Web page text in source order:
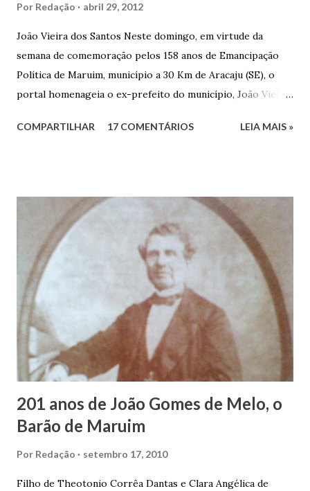
Por Redação abril 29, 2012
João Vieira dos Santos Neste domingo, em virtude da
semana de comemoração pelos 158 anos de Emancipação
Política de Maruim, município a 30 Km de Aracaju (SE), o
portal homenageia o ex-prefeito do município, João Vieira
Vieira dos Santos e Arlinda Barroso dos Santos, nasceu em
infância pobre, João Vieira não pôde se dedicar aos
estudos, e então passou a colocar o trabalho em primeiro
plano para auxiliar na renda familiar. No comércio foi
garçon, dono de bar, de armarinho e depois de uma
panificação. “Ao contrário de muitos, que renegam suas
raízes e procuram obscurecer seu passado, orgulhava-se
em defender o pão como garçon, tendo incontáveis vezes
que trabalhar copiosamente fora de seu horário normal em
trocas de gorjetas que c...
COMPARTILHAR 17 COMENTÁRIOS LEIA MAIS »
201 anos de João Gomes de Melo, o
Barão de Maruim
Por Redação setembro 17, 2010
Filho de Theotonio Corrêa Dantas e Clara Angélica de